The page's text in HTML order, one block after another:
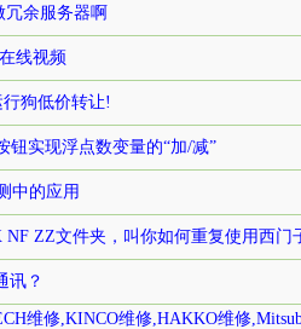
余服务器啊
线视频
狗低价转让!
钮实现浮点数变量的“加/减”
中的应用
ZZ文件夹，叫你如何重复使用西门
讯？
维修,KINCO维修,HAKKO维修